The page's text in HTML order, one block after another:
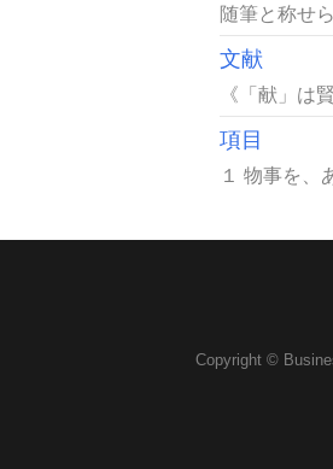
随筆と称せ
文献
《「献」は
項目
１ 物事を、
Copyright ©